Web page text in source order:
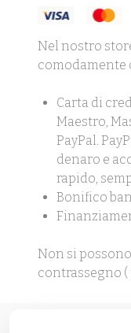
Nel nostro
comodamente
Carta di
Maestro,
PayPal.
denaro e
rapido,
Bonifico
Non si
contrassegno (